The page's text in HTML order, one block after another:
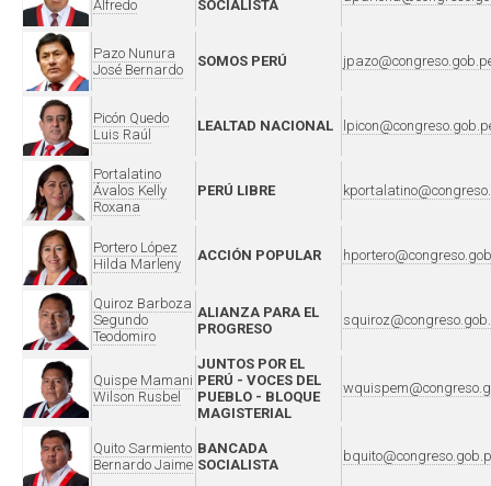
Alfredo SOCIALISTA
Pazo Nunura
José Bernardo
SOMOS PERÚ
Picón Quedo
Luis Raúl
LEALTAD NACIONAL
Portalatino
Ávalos Kelly
Roxana
PERÚ LIBRE
Portero López
Hilda Marleny
ACCIÓN POPULAR
Quiroz Barboza
Segundo
Teodomiro
ALIANZA PARA EL
PROGRESO
Quispe Mamani
Wilson Rusbel
JUNTOS POR EL
PERÚ - VOCES DEL
PUEBLO - BLOQUE
MAGISTERIAL
Quito Sarmiento
Bernardo Jaime
BANCADA
SOCIALISTA